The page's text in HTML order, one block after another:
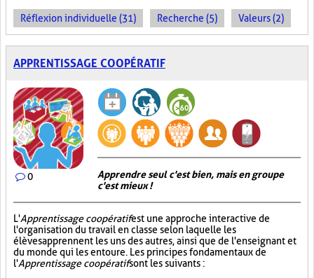
Réflexion individuelle (31) Recherche (5) Valeurs (2)
APPRENTISSAGE COOPÉRATIF
0
Apprendre seul c'est bien, mais en groupe
c'est mieux !
L'Apprentissage coopératifest une approche interactive de
l'organisation du travail en classe selon laquelle les
élèves apprennent les uns des autres, ainsi que de l'enseignant et
du monde qui les entoure. Les principes fondamentaux de
l'Apprentissage coopératifsont les suivants :